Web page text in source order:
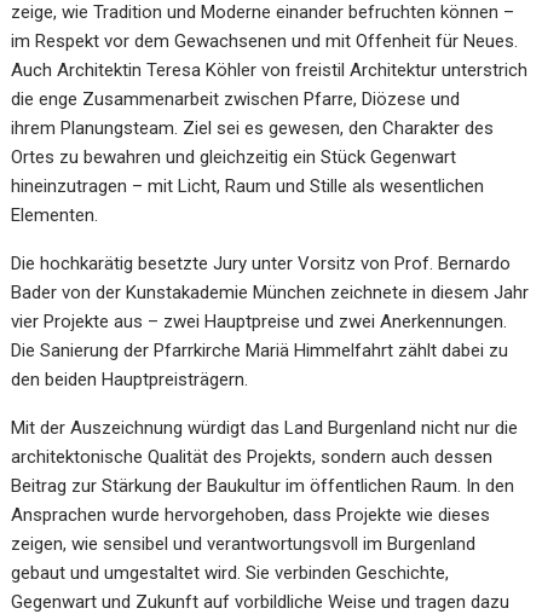
zeige, wie Tradition und Moderne einander befruchten können –
im Respekt vor dem Gewachsenen und mit Offenheit für Neues.
Auch Architektin Teresa Köhler von freistil Architektur unterstrich
die enge Zusammenarbeit zwischen Pfarre, Diözese und
ihrem Planungsteam. Ziel sei es gewesen, den Charakter des
Ortes zu bewahren und gleichzeitig ein Stück Gegenwart
hineinzutragen – mit Licht, Raum und Stille als wesentlichen
Elementen.
Die hochkarätig besetzte Jury unter Vorsitz von Prof. Bernardo
Bader von der Kunstakademie München zeichnete in diesem Jahr
vier Projekte aus – zwei Hauptpreise und zwei Anerkennungen.
Die Sanierung der Pfarrkirche Mariä Himmelfahrt zählt dabei zu
den beiden Hauptpreisträgern.
Mit der Auszeichnung würdigt das Land Burgenland nicht nur die
architektonische Qualität des Projekts, sondern auch dessen
Beitrag zur Stärkung der Baukultur im öffentlichen Raum. In den
Ansprachen wurde hervorgehoben, dass Projekte wie dieses
zeigen, wie sensibel und verantwortungsvoll im Burgenland
gebaut und umgestaltet wird. Sie verbinden Geschichte,
Gegenwart und Zukunft auf vorbildliche Weise und tragen dazu